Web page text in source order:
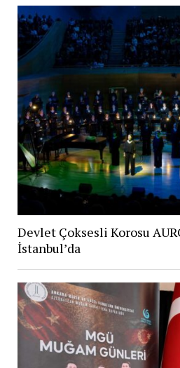
Devlet Çoksesli Korosu
İstanbul’da